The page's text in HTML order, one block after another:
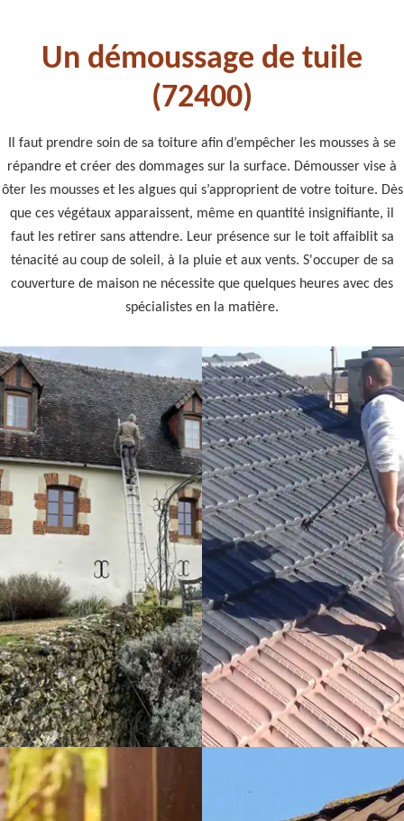
Un démoussage de tuile
(72400)
Il faut prendre soin de sa toiture afin d’empêcher les mousses à se
répandre et créer des dommages sur la surface. Démousser vise à
ôter les mousses et les algues qui s’approprient de votre toiture. Dès
que ces végétaux apparaissent, même en quantité insignifiante, il
faut les retirer sans attendre. Leur présence sur le toit affaiblit sa
ténacité au coup de soleil, à la pluie et aux vents. S'occuper de sa
couverture de maison ne nécessite que quelques heures avec des
spécialistes en la matière.